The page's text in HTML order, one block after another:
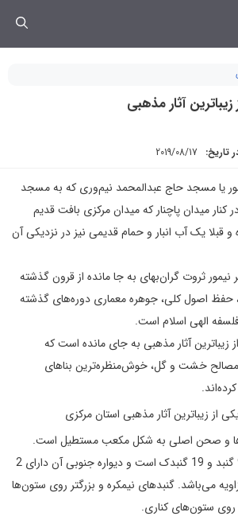
آثار مذهبی
تاریخ: 2019/08/17
یا مسجد حاج عبدالمحمد نیم‌وری که به مسجد
میدان پاچنار که میدان مرکزی بافت قدیم
قبلا یک آب انبار و حمام قدیمی نیز در نزدیکی آن
ثروت گران‌بهای به جا مانده از قرون گذشته
حفظ اصول کلی، جوهره معماری دوره‌های گذشته
الهی اسلام است.
آثار مذهبی به جای مانده است که
مصالح خشت و گل، خوش‌منظره‌‌ترین بناهای
و صحن اصلی به شکل مکعب مستطیل است.
سقف مسجد نیز دارای 9 گنبد و 19 گنبدک است و دیواره جنوبی آن دارای 2
می‌باشد. گنبدهای نیمکره و بزرگتر روی ستون‌ها
روی ستون‌های کناری.